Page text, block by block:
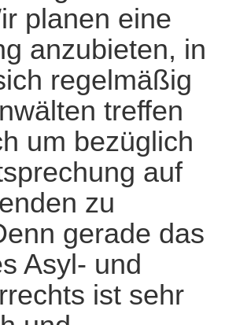
planen eine
anzubieten, in
regelmäßig
treffen
um bezüglich
auf
zu
gerade das
Asyl- und
ist sehr